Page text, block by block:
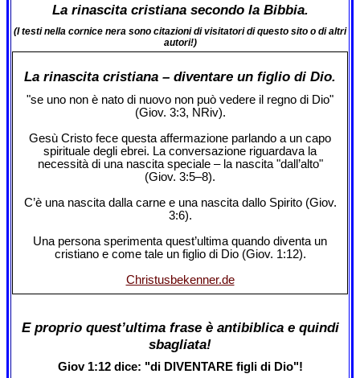
La rinascita cristiana secondo la Bibbia.
(I testi nella cornice nera sono citazioni di visitatori di questo sito o di altri
autori!)
La rinascita cristiana – diventare un figlio di Dio.
"se uno non è nato di nuovo non può vedere il regno di Dio"
(Giov. 3:3, NRiv).
Gesù Cristo fece questa affermazione parlando a un capo
spirituale degli ebrei. La conversazione riguardava la
necessità di una nascita speciale – la nascita "dall’alto"
(Giov. 3:5‒8).
C’è una nascita dalla carne e una nascita dallo Spirito (Giov.
3:6).
Una persona sperimenta quest’ultima quando diventa un
cristiano e come tale un figlio di Dio (Giov. 1:12).
Christusbekenner.de
E proprio quest’ultima frase è antibiblica e quindi
sbagliata!
Giov 1:12 dice: "di DIVENTARE figli di Dio"!